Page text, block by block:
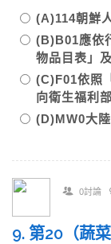
(A)114朝鮮
(B)B01應依
物品目表」
(C)F01依照
向衛生福利
(D)MW0大
0討論
9. 第20（蔬